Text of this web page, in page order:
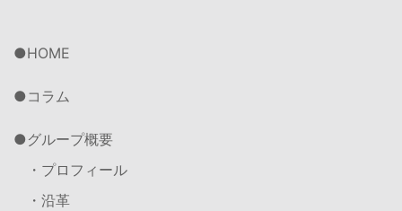
HOME
コラム
グループ概要
・プロフィール
・沿革